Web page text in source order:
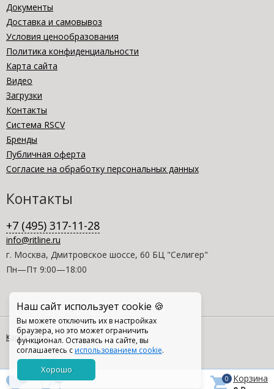
Наш сайт использует cookie 🍪
Вы можете отключить их в настройках
браузера, но это может ограничить
функционал. Оставаясь на сайте, вы
соглашаетесь сиспользованием cookie.
Хорошо
Документы
Доставка и самовывоз
Условия ценообразования
Политика конфиденциальности
Карта сайта
Видео
Загрузки
Контакты
Система RSCV
Бренды
Публичная оферта
Согласие на обработку персональных данных
Контакты
+7 (495) 317-11-28
info@ritline.ru
г. Москва, Дмитровское шоссе, 60 БЦ "Селигер"
Пн—Пт 9:00—18:00
Карта сайта
0 0 0 Корзина